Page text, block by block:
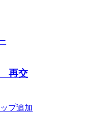
再交
プ追加